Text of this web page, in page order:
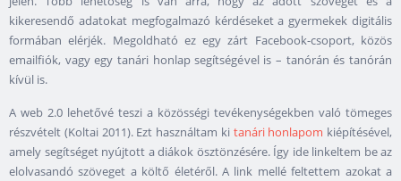
kikeresendő adatokat megfogalmazó kérdéseket a gyermekek digitális
formában elérjék. Megoldható ez egy zárt Facebook-csoport, közös
emailfiók, vagy egy tanári honlap segítségével is – tanórán és tanórán
kívül is.
A web 2.0 lehetővé teszi a közösségi tevékenységekben való tömeges
részvételt (Koltai 2011). Ezt használtam ki tanári honlapom kiépítésével,
amely segítséget nyújtott a diákok ösztönzésére. Így ide linkeltem be az
elolvasandó szöveget a költő életéről. A link mellé feltettem azokat a